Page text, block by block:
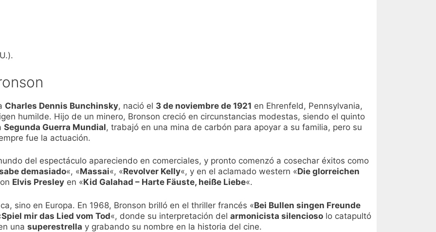
Charles Dennis Bunchinsky, nació el 3 de noviembre de 1921 en Ehrenfeld, Pennsylvania,
humilde. Hijo de un minero, Bronson creció en circunstancias modestas, siendo el quinto
Segunda Guerra Mundial, trabajó en una mina de carbón para apoyar a su familia, pero su
fue la actuación.
del espectáculo apareciendo en comerciales, y pronto comenzó a cosechar éxitos como
demasiado«, «Massai«, «Revolver Kelly«, y en el aclamado western «Die glorreichen
Elvis Presley en «Kid Galahad – Harte Fäuste, heiße Liebe«.
sino en Europa. En 1968, Bronson brilló en el thriller francés «Bei Bullen singen Freunde
Spiel mir das Lied vom Tod«, donde su interpretación del armonicista silencioso lo catapultó
una superestrella y grabando su nombre en la historia del cine.